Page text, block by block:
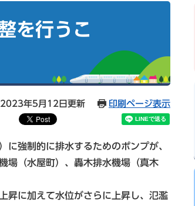
を行うこ
2023年5月12日更新 印刷ページ表示
強制的に排水するためのポンプが、
場（水屋町）、轟木排水機場（真木
昇に加えて水位がさらに上昇し、氾濫